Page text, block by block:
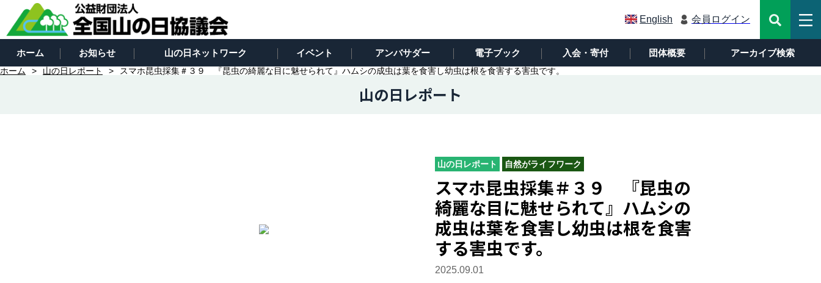
English 会員ログイン
ホーム お知らせ 山の日ネットワーク イベント アンバサダー 電子ブック 入会・寄付 団体概要 アーカイブ検索
ホーム 山の日レポート スマホ昆虫採集＃３９ 『昆虫の綺麗な目に魅せられて』ハムシの成虫は葉を食害し幼虫は根を食害する害虫です。
山の日レポート
山の日レポート 自然がライフワーク
スマホ昆虫採集＃３９ 『昆虫の
綺麗な目に魅せられて』ハムシの
成虫は葉を食害し幼虫は根を食害
する害虫です。
2025.09.01